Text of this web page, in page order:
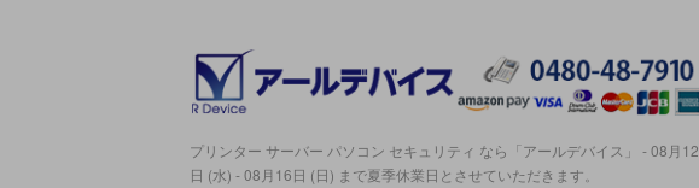
プリンター サーバー パソコン セキュリティ なら「アールデバイス」 - 08月12
日 (水) - 08月16日 (日) まで夏季休業日とさせていただきます。